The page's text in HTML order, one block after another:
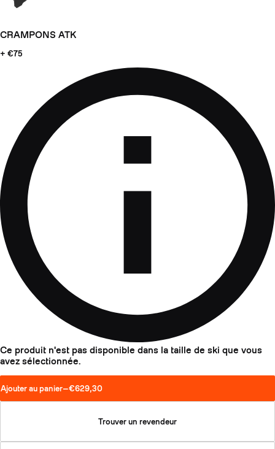
CRAMPONS ATK
+ €75
Ce produit n'est pas disponible dans la taille de ski que vous
avez sélectionnée.
Ajouter au panier—€629,30
Trouver un revendeur